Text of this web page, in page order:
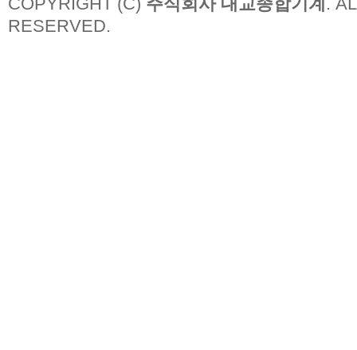
RESERVED.